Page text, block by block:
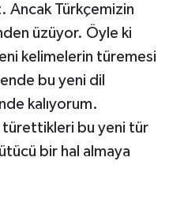
Ancak Türkçemizin
üzüyor. Öyle ki
kelimelerin türemesi
bu yeni dil
kalıyorum.
türettikleri bu yeni tür
bir hal almaya